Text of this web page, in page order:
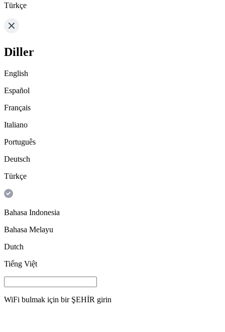
Türkçe
Diller
English
Español
Français
Italiano
Português
Deutsch
Türkçe
Bahasa Indonesia
Bahasa Melayu
Dutch
Tiếng Việt
WiFi bulmak için bir ŞEHİR girin